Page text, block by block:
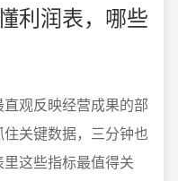
利润表，哪些
观反映经营成果的部
关键数据，三分钟也
这些指标最值得关